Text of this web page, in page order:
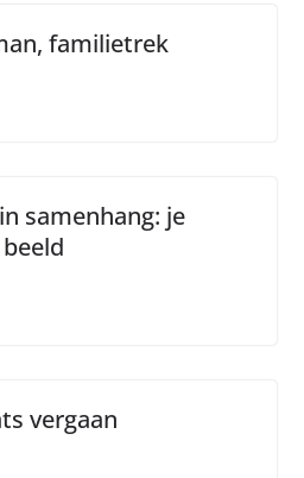
familietrek
samenhang: je
vergaan